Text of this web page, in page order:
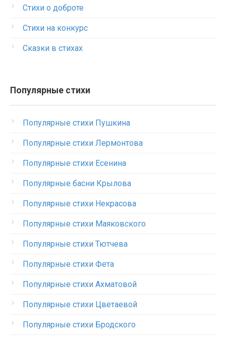
Стихи о доброте
Стихи на конкурс
Сказки в стихах
Популярные стихи
Популярные стихи Пушкина
Популярные стихи Лермонтова
Популярные стихи Есенина
Популярные басни Крылова
Популярные стихи Некрасова
Популярные стихи Маяковского
Популярные стихи Тютчева
Популярные стихи Фета
Популярные стихи Ахматовой
Популярные стихи Цветаевой
Популярные стихи Бродского